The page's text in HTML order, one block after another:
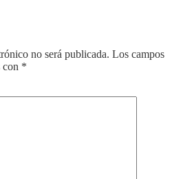
no será publicada. Los campos
con *